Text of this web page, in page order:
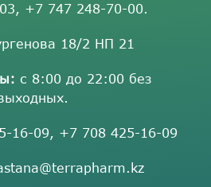
, +7 747 248-70-00.
18/2 НП 21
с 8:00 до 22:00 без
16-09, +7 708 425-16-09